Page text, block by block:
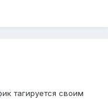
тагируется своим